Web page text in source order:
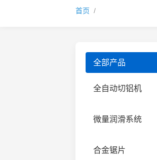
首页 /
全部产品
全自动切铝机
散热器切割机
微量润滑系统
合金锯片